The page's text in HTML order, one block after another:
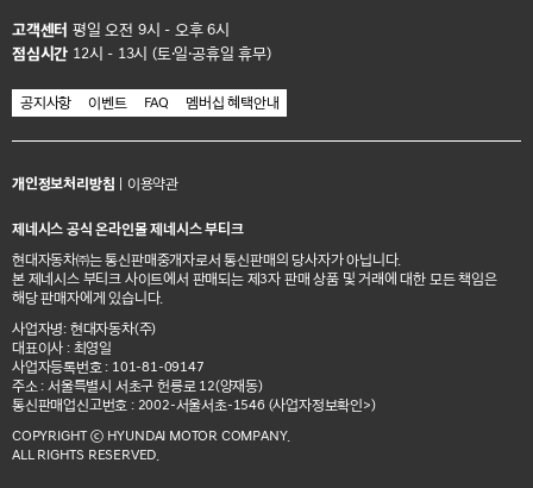
고객센터 평일 오전 9시 - 오후 6시
점심시간 12시 - 13시 (토·일·공휴일 휴무)
공지사항 이벤트 FAQ 멤버십 혜택안내
개인정보처리방침 이용약관
제네시스 공식 온라인몰 제네시스 부티크
현대자동차㈜는 통신판매중개자로서 통신판매의 당사자가 아닙니다.
본 제네시스 부티크 사이트에서 판매되는 제3자 판매 상품 및 거래에 대한 모든 책임은
해당 판매자에게 있습니다.
사업자명: 현대자동차(주)
대표이사 : 최영일
사업자등록번호 : 101-81-09147
주소 : 서울특별시 서초구 헌릉로 12(양재동)
통신판매업신고번호 : 2002-서울서초-1546 (사업자정보확인>)
COPYRIGHT ⓒ HYUNDAI MOTOR COMPANY.
ALL RIGHTS RESERVED.